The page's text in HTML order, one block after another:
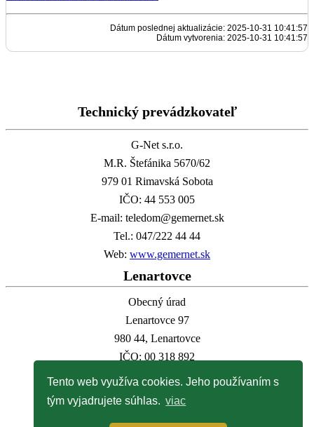
Tento web využíva cookies. Jeho používaním s
tým vyjadrujete súhlas. viac
Dátum poslednej aktualizácie: 2025-10-31 10:41:57
Dátum vytvorenia: 2025-10-31 10:41:57
Technický prevádzkovateľ
G-Net s.r.o.
M.R. Štefánika 5670/62
979 01 Rimavská Sobota
IČO: 44 553 005
E-mail: teledom@gemernet.sk
Tel.: 047/222 44 44
Web: www.gemernet.sk
Lenartovce
Obecný úrad
Lenartovce 97
980 44, Lenartovce
IČO: 00 318 892
E-mail:
info@lenartovce.sk
Tel.: